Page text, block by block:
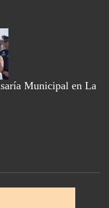
Municipal en La